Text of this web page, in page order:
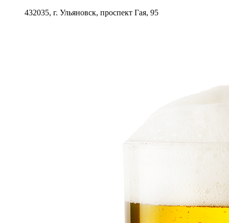
432035, г. Ульяновск, проспект Гая, 95